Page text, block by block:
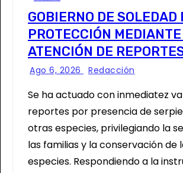
GOBIERNO DE SOLEDAD
PROTECCIÓN
ATENCIÓN DE
FAUNA SILVESTRE
Ago 6, 2026 Redacción
Se ha actuado con inmediatez
reportes por presencia de
otras especies, privilegiando la
las familias y la conservación de
especies. Respondiendo a la